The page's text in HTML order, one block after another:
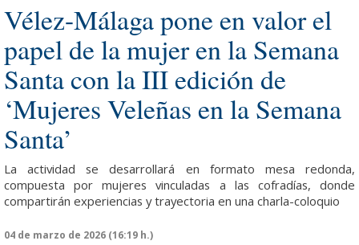
Vélez-Málaga pone en valor el
papel de la mujer en la Semana
Santa con la III edición de
‘Mujeres Veleñas en la Semana
Santa’
La actividad se desarrollará en formato mesa redonda,
compuesta por mujeres vinculadas a las cofradías, donde
compartirán experiencias y trayectoria en una charla-coloquio
04 de marzo de 2026 (16:19 h.)